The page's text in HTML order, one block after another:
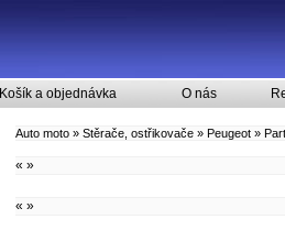
Košík a objednávka O nás
Auto moto » Stěrače, ostřikovače » Peugeot »
« »
« »